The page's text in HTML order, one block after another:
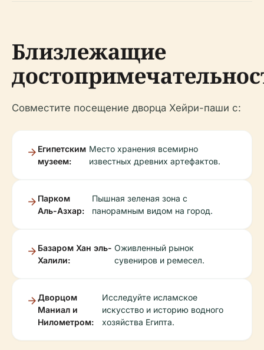
Близлежащие
Совместите посещение дворца Хейри-паши с:
Египетским
музеем:
Место хранения всемирно
известных древних артефактов.
Парком
Аль-Азхар:
Пышная зеленая зона с
панорамным видом на город.
Базаром Хан эль-
Халили:
Оживленный рынок
сувениров и ремесел.
Дворцом
Маниал и
Нилометром:
Исследуйте исламское
искусство и историю водного
хозяйства Египта.